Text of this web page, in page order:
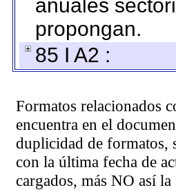
anuales
propongan.
85 I A2 :
Formatos relacionados
encuentra en el
duplicidad de formatos,
con la última fecha de
cargados, más NO así